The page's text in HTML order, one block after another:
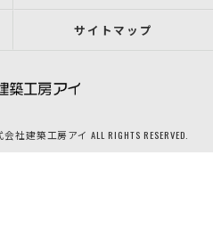
サイトマップ
建築工房アイ ALL RIGHTS RESERVED.